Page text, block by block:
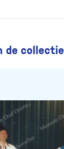
de collectie